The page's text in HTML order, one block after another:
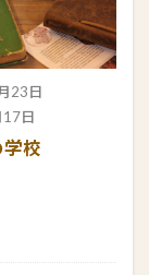
23日
日
校